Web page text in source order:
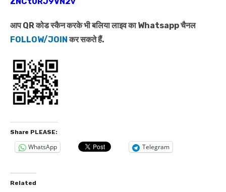
आप QR कोड स्कैन करके भी बलिया लाइव का Whatsapp चैनल
FOLLOW/JOIN कर सकते हैं.
Share PLEASE:
WhatsApp Telegram
Related